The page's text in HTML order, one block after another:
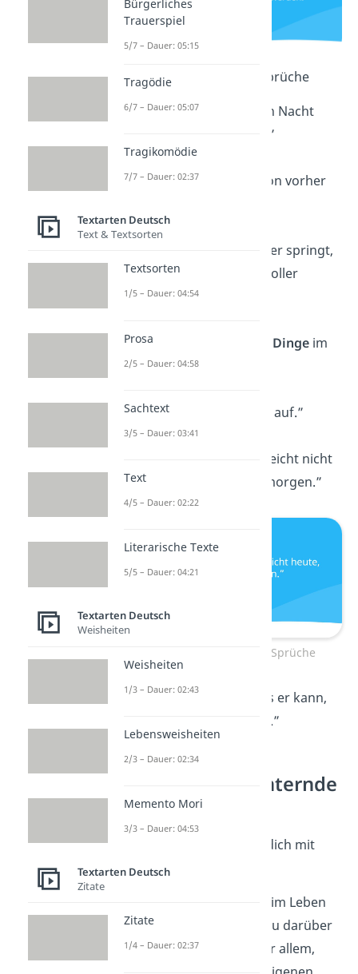
Kurze aufmunternde Sprüche
„Nach jeder dunklen Nacht
.”
„Denk dir nicht schon vorher
„Wer in kaltes Wasser springt,
taucht in ein Meer voller
Möglichkeiten
„Es sind die kleinen Dingeim
Leben.”
„Gib , nur nicht auf.”
, vielleicht nicht
heute, aber sicher morgen.”
Kurze aufmunternde Sprüche
„Niemand weiß, was er kann,
.”
Lustige aufmunternde
Sprüche
Diese Sprüche heitern dich mit
Humor
„Die meisten Dinge im Leben
sind besser, wenn du darüber
lachenkannst — vor allem,
Bürgerliches
Trauerspiel
5/7 – Dauer: 05:15
Tragödie
6/7 – Dauer: 05:07
Tragikomödie
7/7 – Dauer: 02:37
Textarten Deutsch
Text & Textsorten
Textsorten
1/5 – Dauer: 04:54
Prosa
2/5 – Dauer: 04:58
Sachtext
3/5 – Dauer: 03:41
Text
4/5 – Dauer: 02:22
Literarische Texte
5/5 – Dauer: 04:21
Textarten Deutsch
Weisheiten
Weisheiten
1/3 – Dauer: 02:43
Lebensweisheiten
2/3 – Dauer: 02:34
Memento Mori
3/3 – Dauer: 04:53
Textarten Deutsch
Zitate
Zitate
1/4 – Dauer: 02:37